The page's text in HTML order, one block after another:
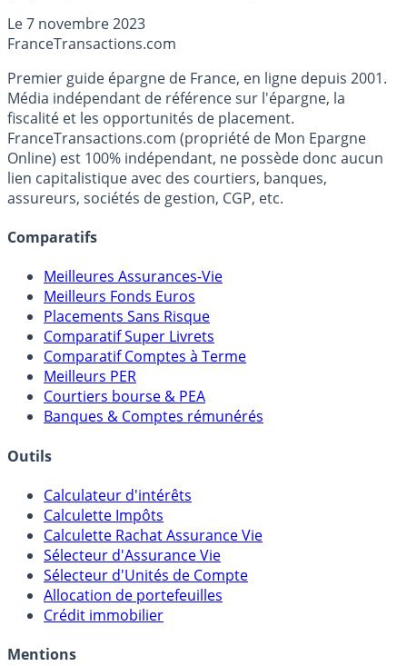
avril 2024.
Le7 novembre 2023
FranceTransactions.com
Premier guide épargne de France, en ligne depuis 2001.
Média indépendant de référence sur l'épargne, la
fiscalité et les opportunités de placement.
FranceTransactions.com (propriété de Mon Epargne
Online) est 100% indépendant, ne possède donc aucun
lien capitalistique avec des courtiers, banques,
assureurs, sociétés de gestion, CGP, etc.
Comparatifs
Meilleures Assurances-Vie
Meilleurs Fonds Euros
Placements Sans Risque
Comparatif Super Livrets
Comparatif Comptes à Terme
Meilleurs PER
Courtiers bourse & PEA
Banques & Comptes rémunérés
Outils
Calculateur d'intérêts
Calculette Impôts
Calculette Rachat Assurance Vie
Sélecteur d'Assurance Vie
Sélecteur d'Unités de Compte
Allocation de portefeuilles
Crédit immobilier
Mentions